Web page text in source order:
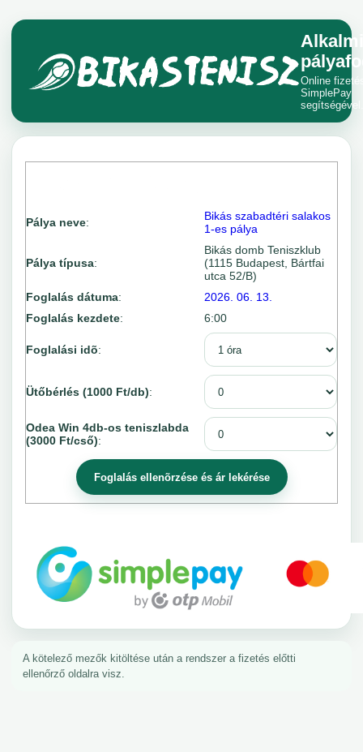
Alkalmi
Online
SimplePay
segítségével.
Pálya neve:
Bikás szabadtéri salakos
1-es pálya
Pálya típusa:
Bikás domb Teniszklub
(1115 Budapest, Bártfai
utca 52/B)
Foglalás dátuma:
2026. 06. 13.
Foglalás kezdete: 6:00
Foglalási idõ:
Ütőbérlés (1000 Ft/db):
Odea Win 4db-os teniszlabda
(3000 Ft/cső):
A kötelező mezők kitöltése után a rendszer a fizetés előtti
ellenőrző oldalra visz.